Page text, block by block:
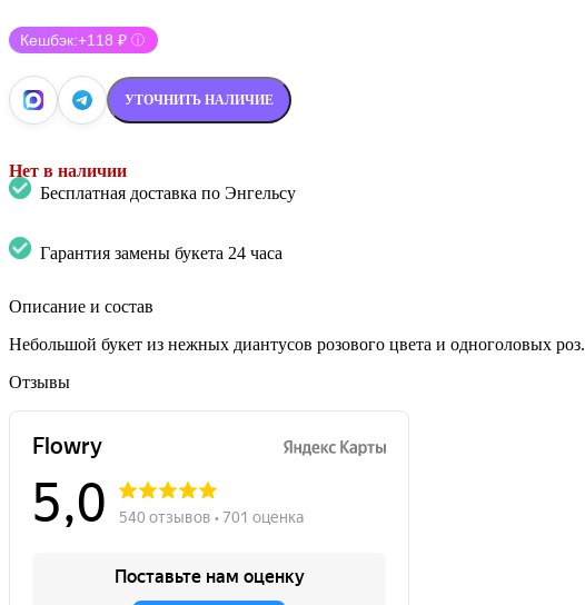
Кешбэк:+118 ₽ ⓘ
УТОЧНИТЬ НАЛИЧИЕ
Нет в наличии
Бесплатная доставка по Энгельсу
Гарантия замены букета 24 часа
Описание и состав
Небольшой букет из нежных диантусов розового цвета и одноголовых роз.
Отзывы